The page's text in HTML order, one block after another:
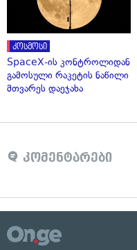
კოსმოსი
SpaceX-ის კონტროლიდან
გამოსული რაკეტის ნაწილი
მთვარეს დაეჯახა
კომენტარები